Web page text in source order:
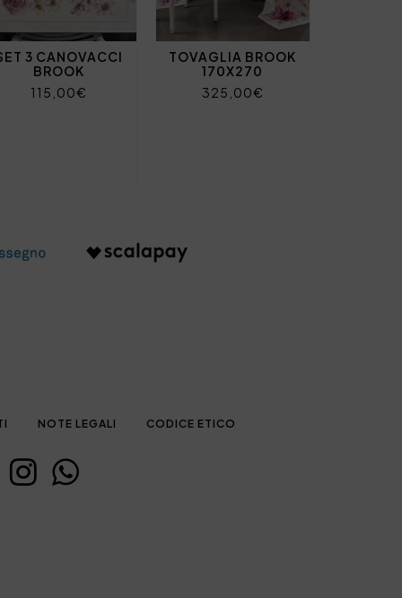
3 CANOVACCI
BROOK
115,00€
TOVAGLIA BROOK
170X270
325,00€
NOTE LEGALI CODICE ETICO